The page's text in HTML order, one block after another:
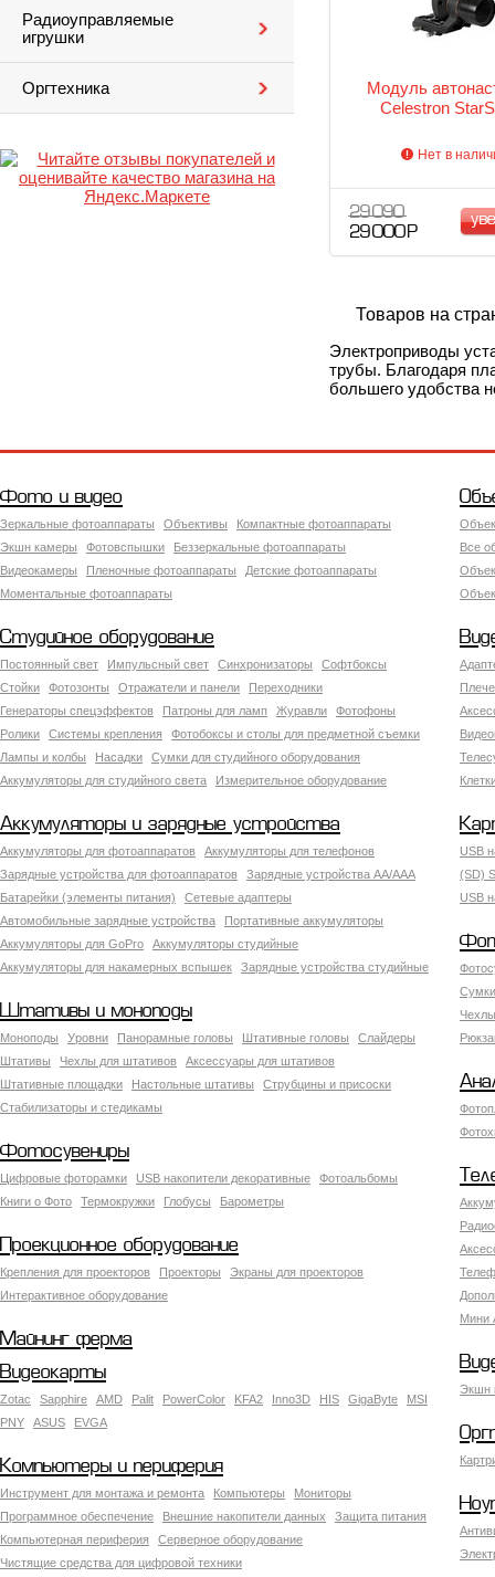
Радиоуправляемые
игрушки
Оргтехника
Модуль
Celestron
Нет в
29 090
29 000 Р
Товаров на
Электроприводы
трубы. Благодаря
большего удобства
Фото и видео
Зеркальные фотоаппараты Объективы
Компактные фотоаппараты
Экшн камеры
Фотовспышки
Беззеркальные фотоаппараты
Видеокамеры
Пленочные фотоаппараты
Детские фотоаппараты
Моментальные фотоаппараты
Все
Студийное оборудование
Постоянный свет Импульсный свет Синхронизаторы
Софтбоксы
Стойки
Фотозонты Отражатели и панели
Переходники
Генераторы спецэффектов
Патроны для ламп Журавли
Фотофоны
Ролики
Системы крепления
Фотобоксы и столы для предметной съемки
Лампы и колбы
Насадки
Сумки для студийного оборудования
Аккумуляторы для студийного света
Измерительное оборудование
Аккумуляторы и зарядные устройства
Аккумуляторы для фотоаппаратов
Аккумуляторы для телефонов
Зарядные устройства для фотоаппаратов
Зарядные устройства AA/AAA
Батарейки (элементы питания)
Сетевые адаптеры
Автомобильные зарядные устройства
Портативные аккумуляторы
Аккумуляторы для GoPro
Аккумуляторы студийные
Аккумуляторы для накамерных вспышек
Зарядные устройства студийные
USB
(SD)
USB
Штативы и моноподы
Моноподы Уровни Панорамные головы Штативные головы
Слайдеры
Штативы
Чехлы для штативов
Аксессуары для штативов
Штативные площадки
Настольные штативы
Струбцины и присоски
Стабилизаторы и стедикамы
Фотосувениры
Цифровые фоторамки USB накопители декоративные
Фотоальбомы
Книги о Фото
Термокружки Глобусы Барометры
Мини
Проекционное оборудование
Крепления для проекторов Проекторы
Экраны для проекторов
Интерактивное оборудование
Майнинг ферма
Экшн
Видеокарты
Zotac Sapphire AMD Palit PowerColor KFA2 Inno3D HIS GigaByte
MSI
PNY
ASUS EVGA
Компьютеры и периферия
Инструмент для монтажа и ремонта Компьютеры
Мониторы
Программное обеспечение
Внешние накопители данных
Защита питания
Компьютерная периферия
Серверное оборудование
Чистящие средства для цифровой техники